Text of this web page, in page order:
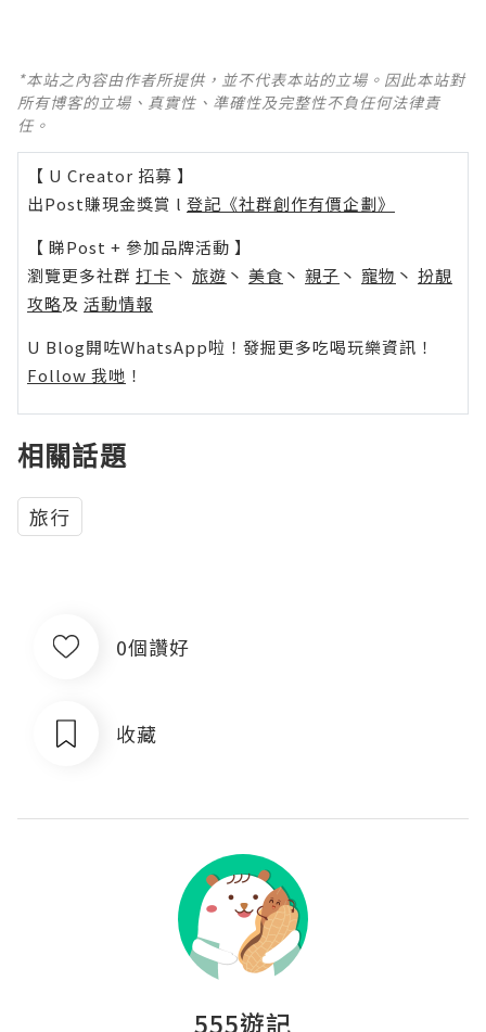
*本站之內容由作者所提供，並不代表本站的立場。因此本站對
所有博客的立場、真實性、準確性及完整性不負任何法律責
任。
【 U Creator 招募 】
出Post賺現金獎賞 l 登記《社群創作有價企劃》
【 睇Post + 參加品牌活動 】
瀏覽更多社群 打卡 丶 旅遊 丶 美食 丶 親子 丶 寵物 丶 扮靚
攻略及 活動情報
U Blog開咗WhatsApp啦！發掘更多吃喝玩樂資訊！
Follow 我哋 ！
相關話題
旅行
0個讚好
收藏
555遊記